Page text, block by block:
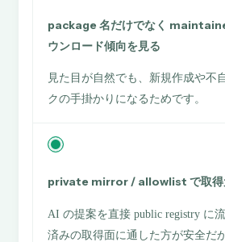
package 名だけでなく
ウンロード傾向を見る
見た目が自然でも、新規作成や不
クの手掛かりになるためです。
private mirror / allowlist で取得
AI の提案を直接 public registry に
済みの取得面に通した方が安全だ